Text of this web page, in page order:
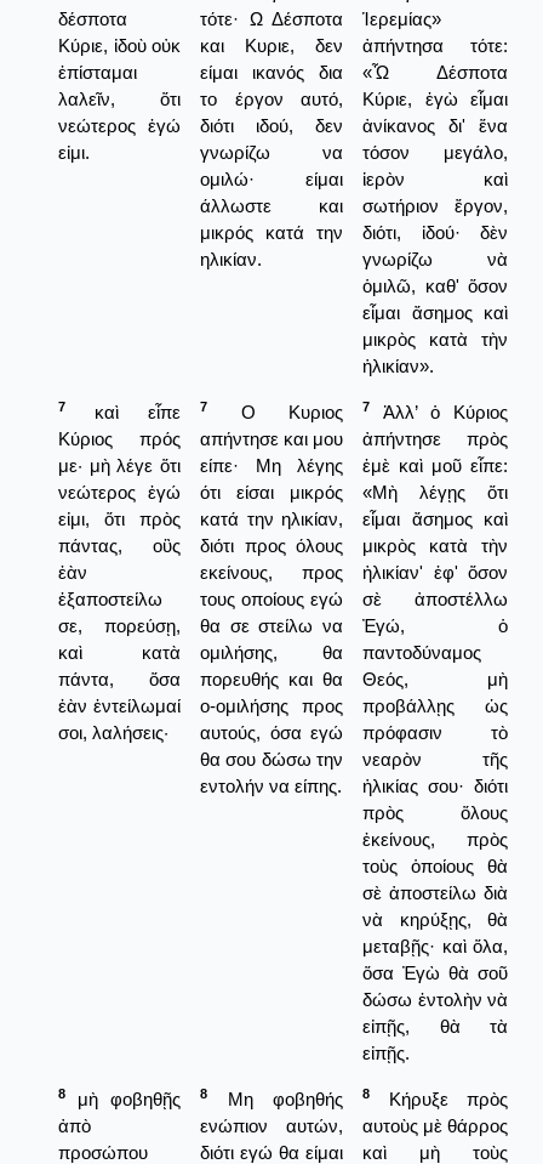
δέσποτα
Κύριε, ἰδοὺ οὐκ
ἐπίσταμαι
λαλεῖν, ὅτι
νεώτερος ἐγώ
εἰμι.
τότε· Ω Δέσποτα
και Κυριε, δεν
είμαι ικανός δια
το έργον αυτό,
διότι ιδού, δεν
γνωρίζω να
ομιλώ· είμαι
άλλωστε και
μικρός κατά την
ηλικίαν.
Ἱερεμίας»
ἀπήντησα τότε:
«Ὦ Δέσποτα
Κύριε, ἐγὼ εἶμαι
ἀνίκανος δι' ἕνα
τόσον μεγάλο,
ἱερὸν καὶ
σωτήριον ἔργον,
διότι, ἰδού· δὲν
γνωρίζω νὰ
ὁμιλῶ, καθ' ὅσον
εἶμαι ἄσημος καὶ
μικρὸς κατὰ τὴν
ἡλικίαν».
7
καὶ εἶπε
Κύριος πρός
με· μὴ λέγε ὅτι
νεώτερος ἐγώ
εἰμι, ὅτι πρὸς
πάντας, οὓς
ἐὰν
ἐξαποστείλω
σε, πορεύσῃ,
καὶ κατὰ
πάντα, ὅσα
ἐὰν ἐντείλωμαί
σοι, λαλήσεις·
7
Ο Κυριος
απήντησε και μου
είπε· Μη λέγης
ότι είσαι μικρός
κατά την ηλικίαν,
διότι προς όλους
εκείνους, προς
τους οποίους εγώ
θα σε στείλω να
ομιλήσης, θα
πορευθής και θα
ο-ομιλήσης προς
αυτούς, όσα εγώ
θα σου δώσω την
εντολήν να είπης.
7
Ἀλλ’ ὁ Κύριος
ἀπήντησε πρὸς
ἐμὲ καὶ μοῦ εἶπε:
«Μὴ λέγῃς ὅτι
εἶμαι ἄσημος καὶ
μικρὸς κατὰ τὴν
ἠλικίαν' ἐφ' ὅσον
σὲ ἀποστέλλω
Ἐγώ, ὁ
παντοδύναμος
Θεός, μὴ
προβάλλῃς ὡς
πρόφασιν τὸ
νεαρὸν τῆς
ἡλικίας σου· διότι
πρὸς ὅλους
ἐκείνους, πρὸς
τοὺς ὁποίους θὰ
σὲ ἀποστείλω διὰ
νὰ κηρύξῃς, θὰ
μεταβῇς· καὶ ὅλα,
ὅσα Ἐγὼ θὰ σοῦ
δώσω ἐντολὴν νὰ
εἰπῇς, θὰ τὰ
εἰπῇς.
8
μὴ φοβηθῇς
ἀπὸ
προσώπου
8
Μη φοβηθής
ενώπιον αυτών,
διότι εγώ θα είμαι
8
Κήρυξε πρὸς
αυτοὺς μὲ θάρρος
καὶ μὴ τοὺς